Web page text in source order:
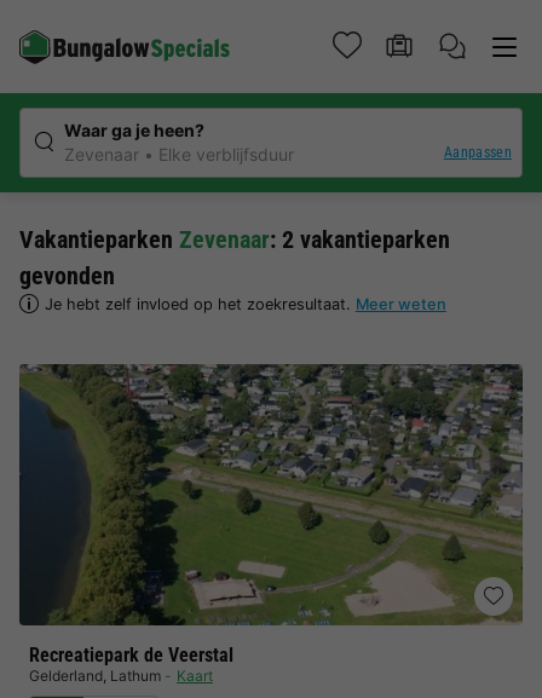
Waar ga je heen?
Zevenaar
Elke verblijfsduur Aanpassen
Vakantieparken Zevenaar: 2 vakantieparken
gevonden
Je hebt zelf invloed op het zoekresultaat. Meer weten
Recreatiepark de Veerstal
Gelderland, Lathum Kaart